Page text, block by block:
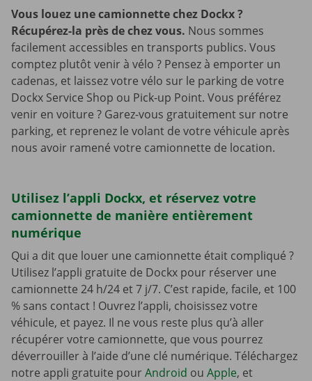
Vous louez une camionnette chez Dockx ?
Récupérez-la près de chez vous. Nous sommes
facilement accessibles en transports publics. Vous
comptez plutôt venir à vélo ? Pensez à emporter un
cadenas, et laissez votre vélo sur le parking de votre
Dockx Service Shop ou Pick-up Point. Vous préférez
venir en voiture ? Garez-vous gratuitement sur notre
parking, et reprenez le volant de votre véhicule après
nous avoir ramené votre camionnette de location.
Utilisez l’appli Dockx, et réservez votre
camionnette de manière entièrement
numérique
Qui a dit que louer une camionnette était compliqué ?
Utilisez l’appli gratuite de Dockx pour réserver une
camionnette 24 h/24 et 7 j/7. C’est rapide, facile, et 100
% sans contact ! Ouvrez l’appli, choisissez votre
véhicule, et payez. Il ne vous reste plus qu’à aller
récupérer votre camionnette, que vous pourrez
déverrouiller à l’aide d’une clé numérique. Téléchargez
notre appli gratuite pourAndroid ou Apple, et